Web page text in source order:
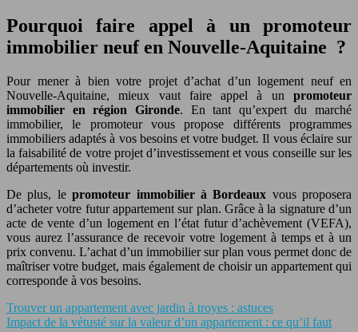
Pourquoi faire appel à un promoteur
immobilier neuf en Nouvelle-Aquitaine ?
Pour mener à bien votre projet d’achat d’un logement neuf en
Nouvelle-Aquitaine, mieux vaut faire appel à un promoteur
immobilier en région Gironde. En tant qu’expert du marché
immobilier, le promoteur vous propose différents programmes
immobiliers adaptés à vos besoins et votre budget. Il vous éclaire sur
la faisabilité de votre projet d’investissement et vous conseille sur les
départements où investir.
De plus, lepromoteur immobilier à Bordeaux vous proposera
d’acheter votre futur appartement sur plan. Grâce à la signature d’un
acte de vente d’un logement en l’état futur d’achèvement (VEFA),
vous aurez l’assurance de recevoir votre logement à temps et à un
prix convenu. L’achat d’un immobilier sur plan vous permet donc de
maîtriser votre budget, mais également de choisir un appartement qui
corresponde à vos besoins.
Trouver un appartement avec jardin à troyes : astuces
Impact de la vétusté sur la valeur d’un appartement : ce qu’il faut